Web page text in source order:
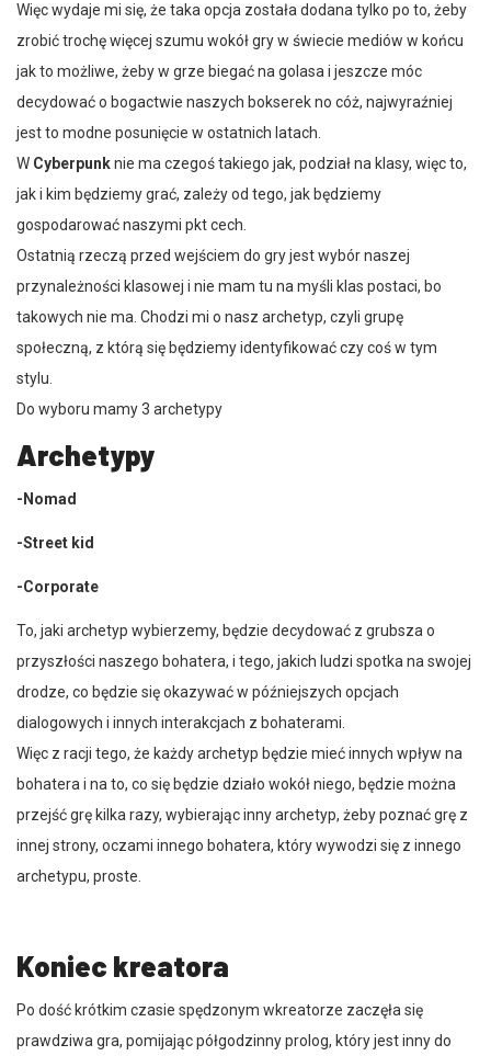
Więc wydaje mi się, że taka opcja została dodana tylko po to, żeby
zrobić trochę więcej szumu wokół gry w świecie mediów w końcu
jak to możliwe, żeby w grze biegać na golasa i jeszcze móc
decydować o bogactwie naszych bokserek no cóż, najwyraźniej
jest to modne posunięcie w ostatnich latach.
W Cyberpunknie ma czegoś takiego jak, podział na klasy, więc to,
jak i kim będziemy grać, zależy od tego, jak będziemy
gospodarować naszymi pkt cech.
Ostatnią rzeczą przed wejściem do gry jest wybór naszej
przynależności klasowej i nie mam tu na myśli klas postaci, bo
takowych nie ma. Chodzi mi o nasz archetyp, czyli grupę
społeczną, z którą się będziemy identyfikować czy coś w tym
stylu.
Do wyboru mamy 3 archetypy
Archetypy
-Nomad
-Street kid
-Corporate
To, jaki archetyp wybierzemy, będzie decydować z grubsza o
przyszłości naszego bohatera, i tego, jakich ludzi spotka na swojej
drodze, co będzie się okazywać w późniejszych opcjach
dialogowych i innych interakcjach z bohaterami.
Więc z racji tego, że każdy archetyp będzie mieć innych wpływ na
bohatera i na to, co się będzie działo wokół niego, będzie można
przejść grę kilka razy, wybierając inny archetyp, żeby poznać grę z
innej strony, oczami innego bohatera, który wywodzi się z innego
archetypu, proste.
Koniec kreatora
Po dość krótkim czasie spędzonym wkreatorze zaczęła się
prawdziwa gra, pomijając półgodzinny prolog, który jest inny do